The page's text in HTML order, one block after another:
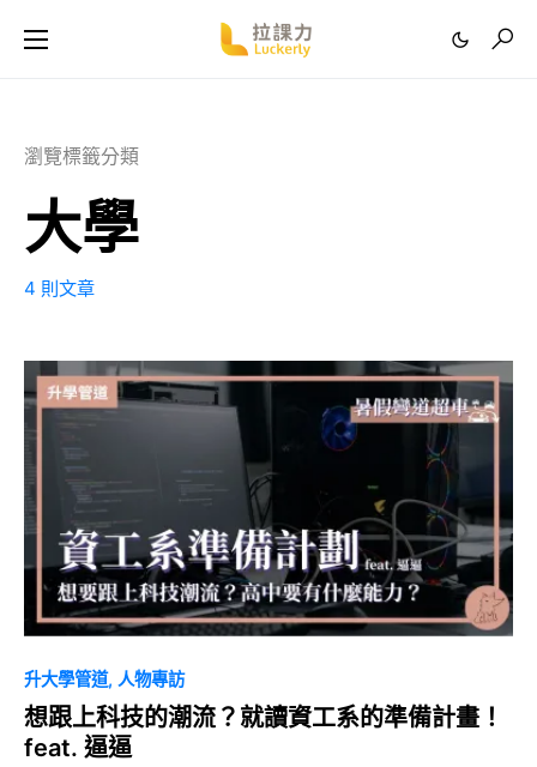
瀏覽標籤分類
大學
4 則文章
升大學管道 人物專訪
想跟上科技的潮流？就讀資工系的準備計畫！
feat. 逼逼